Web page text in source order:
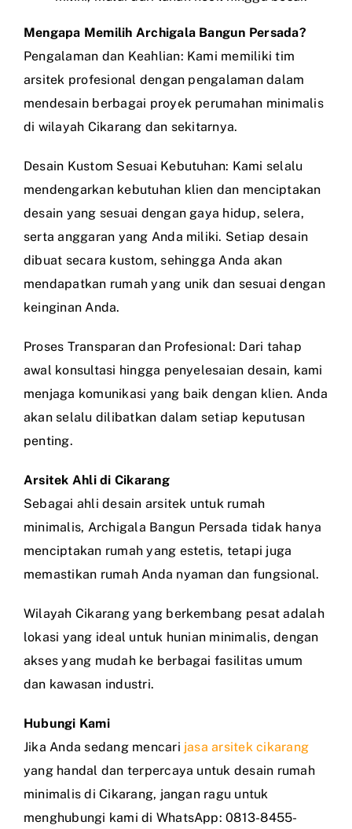
Mengapa Memilih Archigala Bangun Persada?
Pengalaman dan Keahlian: Kami memiliki tim
arsitek profesional dengan pengalaman dalam
mendesain berbagai proyek perumahan minimalis
di wilayah Cikarang dan sekitarnya.
Desain Kustom Sesuai Kebutuhan: Kami selalu
mendengarkan kebutuhan klien dan menciptakan
desain yang sesuai dengan gaya hidup, selera,
serta anggaran yang Anda miliki. Setiap desain
dibuat secara kustom, sehingga Anda akan
mendapatkan rumah yang unik dan sesuai dengan
keinginan Anda.
Proses Transparan dan Profesional: Dari tahap
awal konsultasi hingga penyelesaian desain, kami
menjaga komunikasi yang baik dengan klien. Anda
akan selalu dilibatkan dalam setiap keputusan
penting.
Arsitek Ahli di Cikarang
Sebagai ahli desain arsitek untuk rumah
minimalis, Archigala Bangun Persada tidak hanya
menciptakan rumah yang estetis, tetapi juga
memastikan rumah Anda nyaman dan fungsional.
Wilayah Cikarang yang berkembang pesat adalah
lokasi yang ideal untuk hunian minimalis, dengan
akses yang mudah ke berbagai fasilitas umum
dan kawasan industri.
Hubungi Kami
Jika Anda sedang mencari jasa arsitek cikarang
yang handal dan terpercaya untuk desain rumah
minimalis di Cikarang, jangan ragu untuk
menghubungi kami di WhatsApp: 0813-8455-